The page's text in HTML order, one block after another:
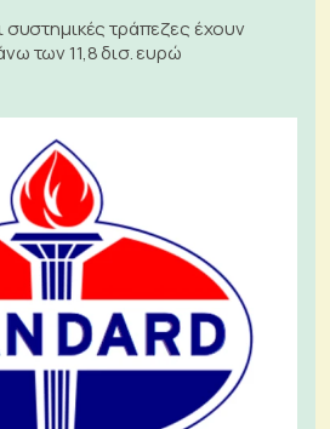
τράπεζες έχουν
των 11,8 δισ. ευρώ